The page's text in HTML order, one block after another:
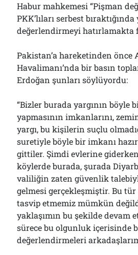
Habur mahkemesi “Pişman
PKK’lıları serbest bıraktığında
değerlendirmeyi hatırlamakta
Pakistan’a hareketinden önce
Havalimanı’nda bir basın
Erdoğan şunları söylüyordu:
“Bizler burada yargının böyle
yapmasının imkanlarını,
yargı, bu kişilerin suçlu
suretiyle böyle bir imkanı
gittiler. Şimdi evlerine
köylerde burada, şurada
valiliğin zaten güvenlik
gelmesi gerçekleşmiştir. Bu tür
tasvip etmemiz mümkün
yaklaşımın bu şekilde devam
sürece bu olgunluk içerisinde
değerlendirmeleri